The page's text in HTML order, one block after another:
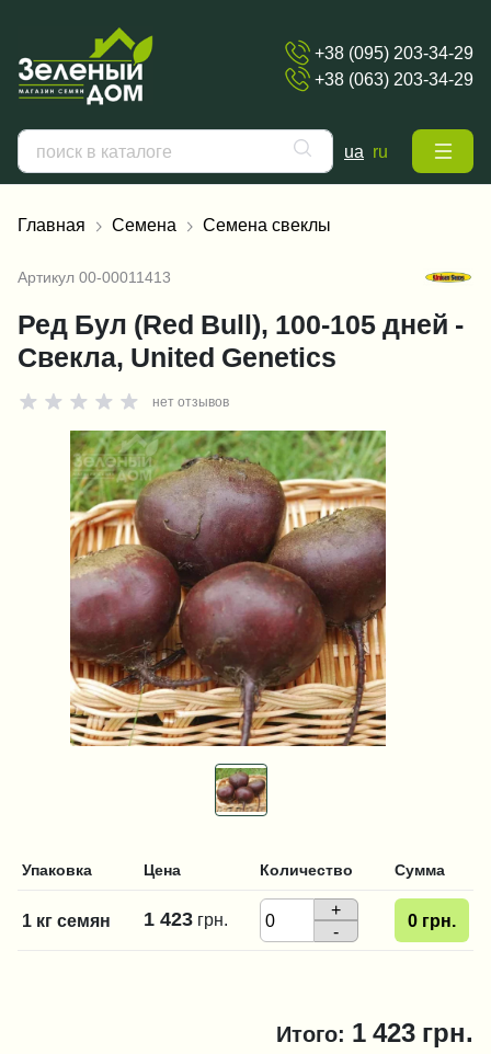
+38 (095) 203-34-29
+38 (063) 203-34-29
ua ru
Главная Семена Семена свеклы
Артикул 00-00011413
Ред Бул (Red Bull), 100-105 дней -
Свекла, United Genetics
нет отзывов
Упаковка Цена Количество Сумма
1 кг семян 1 423 грн.
+
-
0 грн.
Итого: 1 423 грн.